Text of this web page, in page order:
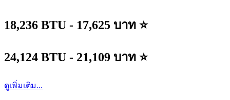
18,236 BTU - 17,625 บาท ⭐
24,124 BTU - 21,109 บาท ⭐
ดูเพิ่มเติม...